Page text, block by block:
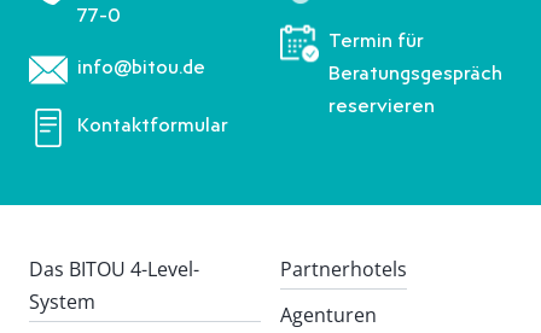
77-0
info@bitou.de
Kontaktformular
Termin für
Beratungsgespräch
reservieren
Das BITOU 4-Level-
System
Partnerhotels
Agenturen